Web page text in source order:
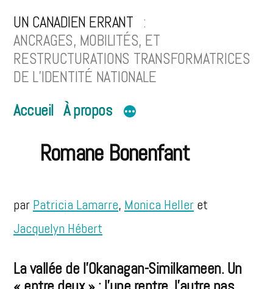
contenu
UN CANADIEN ERRANT
ANCRAGES, MOBILITÉS, ET
RESTRUCTURATIONS TRANSFORMATRICES
DE L’IDENTITÉ NATIONALE
Accueil À propos
Romane Bonenfant
par Patricia Lamarre, Monica Heller et
Jacquelyn Hébert
La vallée de l’Okanagan-Similkameen. Un